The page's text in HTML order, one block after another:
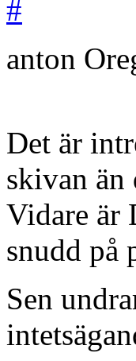
#
anton
Det är
skivan än
Vidare är
snudd på
Sen